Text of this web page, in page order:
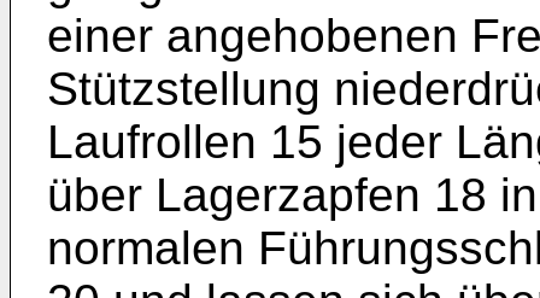
einer angehobenen
Stützstellung
Laufrollen 15 jeder
über Lagerzapfen 18
normalen